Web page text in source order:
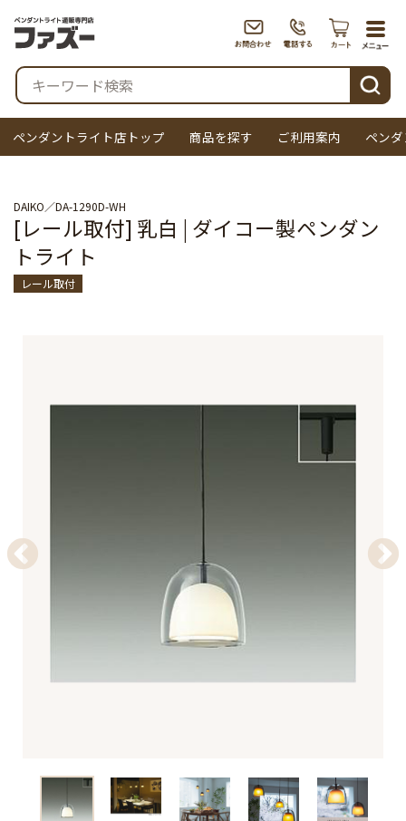
検索
ペンダントライト店トップ 商品を探す ご利用案内 ペン
DAIKO DA-1290D-WH
[レール取付] 乳白 | ダイコー製ペンダン
トライト
レール取付